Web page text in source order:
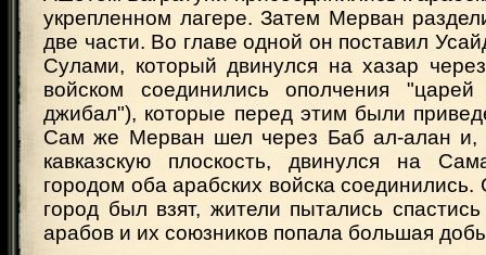
укрепленном лагере. Затем Мерван
две части. Во главе одной он поставил
Сулами, который двинулся на хазар
войском соединились ополчения
джибал"), которые перед этим были
Сам же Мерван шел через Баб ал-алан и,
кавказскую плоскость, двинулся на
городом оба арабских войска соединились.
город был взят, жители пытались
арабов и их союзников попала большая